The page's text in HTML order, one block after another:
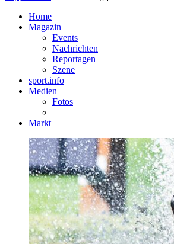
Home
Magazin
Events
Nachrichten
Reportagen
Szene
sport.info
Medien
Fotos
Markt